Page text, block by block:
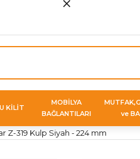
KİLİT
MOBİLYA
BAĞLANTILARI
ve
Z-319 Kulp Siyah - 224 mm